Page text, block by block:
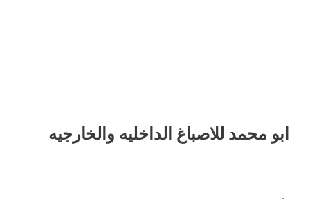
ابو محمد للاصباغ الداخليه والخارجيه